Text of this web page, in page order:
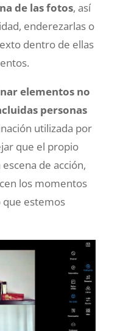
de las fotos, así
enderezarlas o
dentro de ellas
elementos no
personas
utilizada por
que el propio
de acción,
los momentos
que estemos